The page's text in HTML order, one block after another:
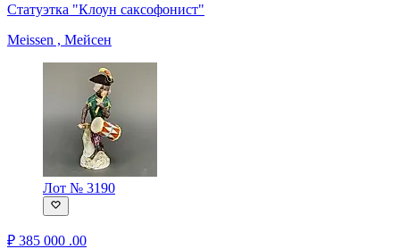
Статуэтка "Клоун саксофонист"
Meissen , Мейсен
Лот № 3190
₽ 385 000 .00